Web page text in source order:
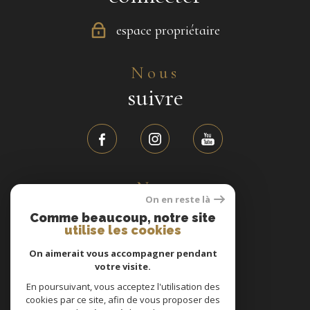
espace propriétaire
Nous
suivre
Nos
avis clients
31 avis
On en reste là
Comme beaucoup, notre site
utilise les cookies
On aimerait vous accompagner pendant
votre visite.
En poursuivant, vous acceptez l'utilisation des
cookies par ce site, afin de vous proposer des